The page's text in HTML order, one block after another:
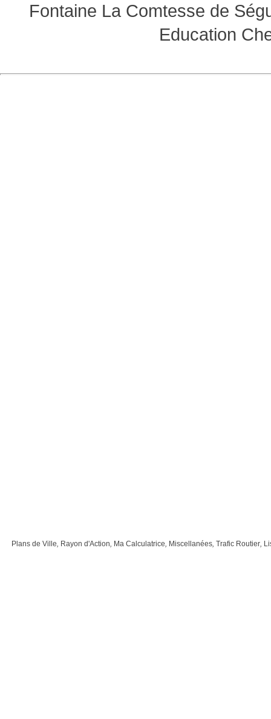
Fontaine La Comtesse de
Education
Plans de Ville, Rayon d'Action, Ma Calculatrice, Miscellanées, Trafic Routier,